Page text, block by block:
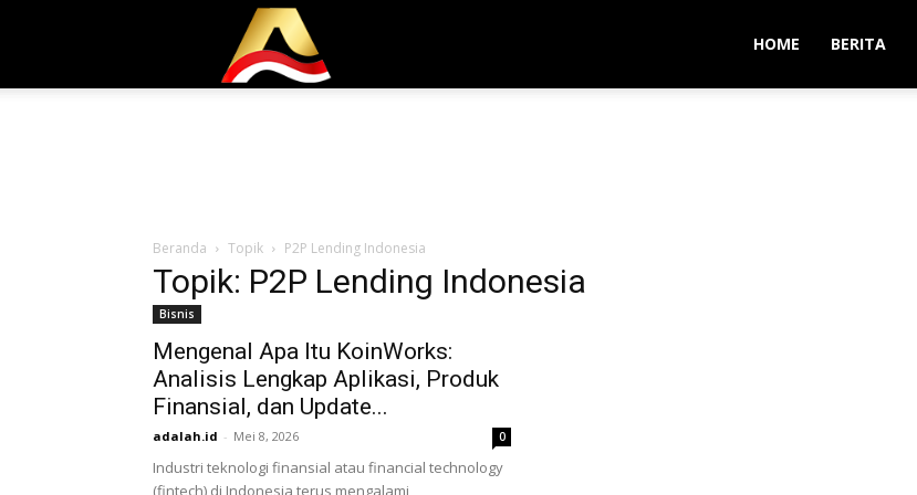
HOME BERITA
Beranda Topik P2P Lending Indonesia
Topik: P2P Lending Indonesia
Bisnis
Mengenal Apa Itu KoinWorks:
Analisis Lengkap Aplikasi, Produk
Finansial, dan Update...
adalah.id - Mei 8, 2026 0
Industri teknologi finansial atau financial technology
(fintech) di Indonesia terus mengalami